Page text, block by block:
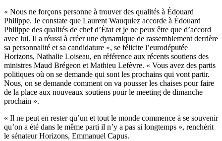
« Nous ne forçons personne à trouver des qualités à Édouard
Philippe. Je constate que Laurent Wauquiez accorde à Édouard
Philippe des qualités de chef d’État et je ne peux être que d’accord
avec lui. Il a réussi à créer une dynamique de rassemblement derrière
sa personnalité et sa candidature », se félicite l’eurodéputée
Horizons, Nathalie Loiseau, en référence aux récents soutiens des
ministres Maud Brégeon et Mathieu Lefèvre. « Vous avez des partis
politiques où on se demande qui sont les prochains qui vont partir.
Nous, on se demande comment on va pousser les chaises pour faire
de la place aux nouveaux soutiens pour le meeting de dimanche
prochain ».
« Il ne peut en rester qu’un et tout le monde commence à se souvenir
qu’on a été dans le même parti il n’y a pas si longtemps », renchérit
le sénateur Horizons, Emmanuel Capus.